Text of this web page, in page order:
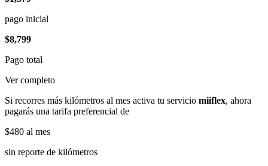
pago inicial
$8,799
Pago total
Ver completo
Si recorres más kilómetros al mes activa tu servicio miiflex, ahora
pagarás una tarifa preferencial de
$480 al mes
sin reporte de kilómetros